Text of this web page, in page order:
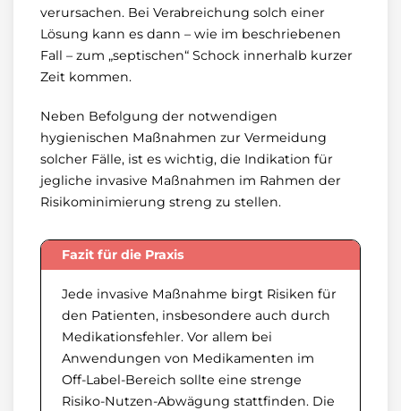
verursachen. Bei Verabreichung solch einer
Lösung kann es dann – wie im beschriebenen
Fall – zum „septischen“ Schock innerhalb kurzer
Zeit kommen.
Neben Befolgung der notwendigen
hygienischen Maßnahmen zur Vermeidung
solcher Fälle, ist es wichtig, die Indikation für
jegliche invasive Maßnahmen im Rahmen der
Risikominimierung streng zu stellen.
Fazit für die Praxis
Jede invasive Maßnahme birgt Risiken für
den Patienten, insbesondere auch durch
Medikationsfehler. Vor allem bei
Anwendungen von Medikamenten im
Off-Label-Bereich sollte eine strenge
Risiko-Nutzen-Abwägung stattfinden. Die